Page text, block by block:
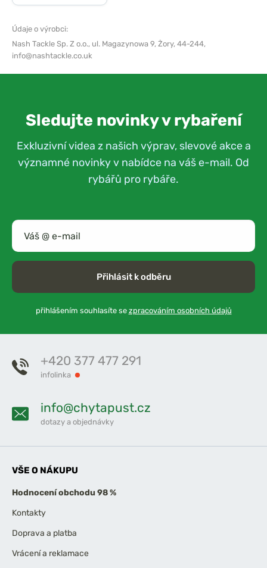
Údaje o výrobci:
Nash Tackle Sp. Z o.o., ul. Magazynowa 9, Żory, 44-244,
info@nashtackle.co.uk
Sledujte novinky v rybaření
Exkluzivní videa z našich výprav, slevové akce a
významné novinky v nabídce na váš e-mail. Od
rybářů pro rybáře.
Přihlásit k odběru
přihlášením souhlasíte se zpracováním osobních údajů
+420 377 477 291
infolinka
info@chytapust.cz
dotazy a objednávky
VŠE O NÁKUPU
Hodnocení obchodu 98 %
Kontakty
Doprava a platba
Vrácení a reklamace